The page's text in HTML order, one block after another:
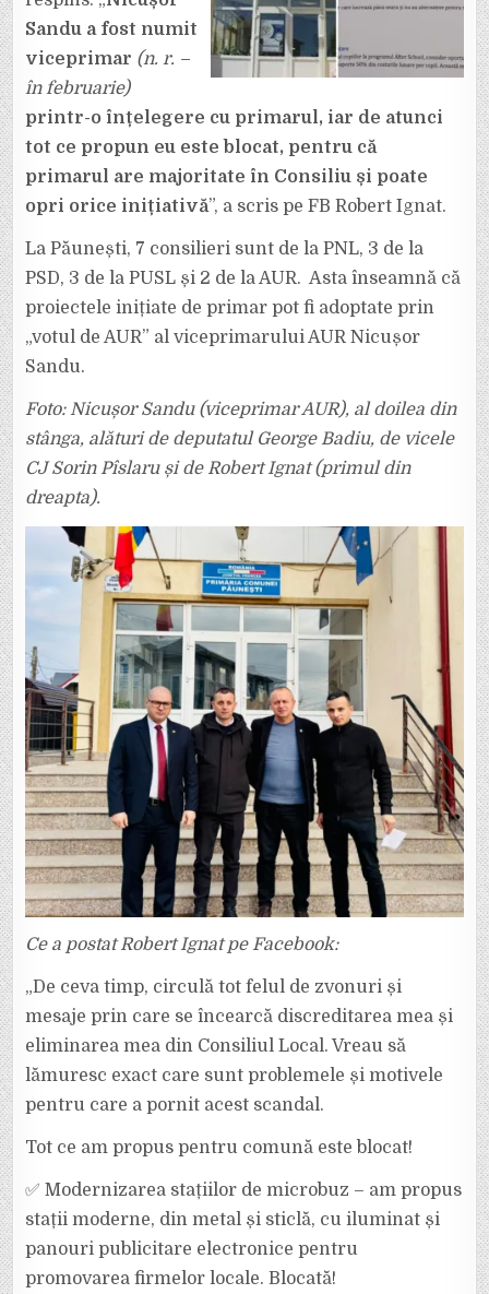
MAJORITĂȚII
Sandu a fost numit
viceprimar (n. r. –
în februarie)
printr-o înțelegere cu primarul, iar de atunci
tot ce propun eu este blocat, pentru că
primarul are majoritate în Consiliu și poate
opri orice inițiativă”, a scris pe FB Robert Ignat.
La Păunești, 7 consilieri sunt de la PNL, 3 de la
PSD, 3 de la PUSL și 2 de la AUR. Asta înseamnă că
proiectele inițiate de primar pot fi adoptate prin
„votul de AUR” al viceprimarului AUR Nicușor
Sandu.
Foto: Nicușor Sandu (viceprimar AUR), al doilea din
stânga, alături de deputatul George Badiu, de vicele
CJ Sorin Pîslaru și de Robert Ignat (primul din
dreapta).
Ce a postat Robert Ignat pe Facebook:
„De ceva timp, circulă tot felul de zvonuri și
mesaje prin care se încearcă discreditarea mea și
eliminarea mea din Consiliul Local. Vreau să
lămuresc exact care sunt problemele și motivele
pentru care a pornit acest scandal.
Tot ce am propus pentru comună este blocat!
✅ Modernizarea stațiilor de microbuz – am propus
stații moderne, din metal și sticlă, cu iluminat și
panouri publicitare electronice pentru
promovarea firmelor locale. Blocată!